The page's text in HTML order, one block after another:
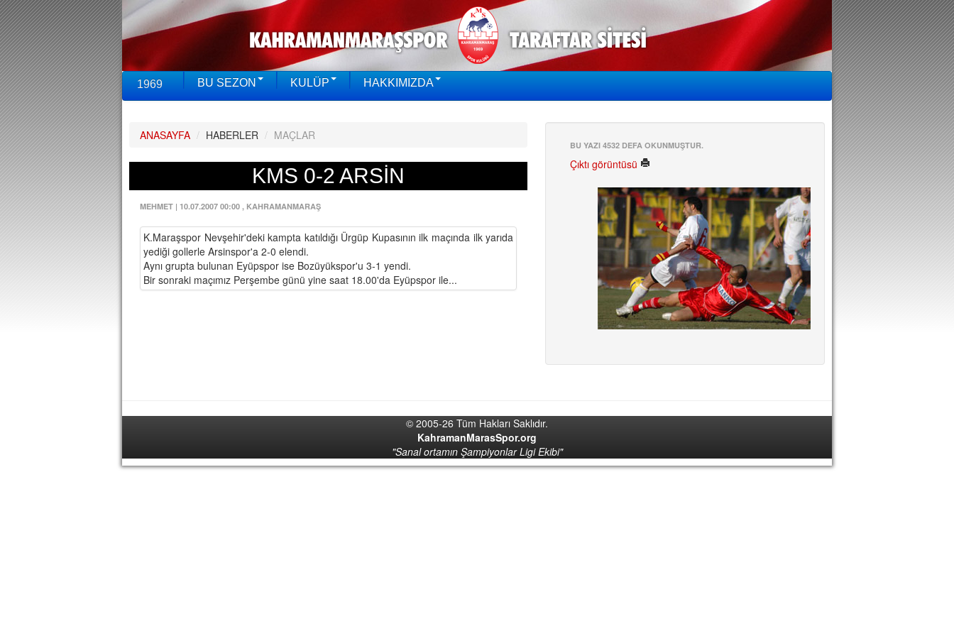
1969 BU SEZON KULÜP HAKKIMIZDA
ANASAYFA / HABERLER / MAÇLAR
KMS 0-2 ARSİN
MEHMET | 10.07.2007 00:00 , KAHRAMANMARAŞ
K.Maraşspor Nevşehir'deki kampta katıldığı Ürgüp Kupasının ilk maçında ilk yarıda
yediği gollerle Arsinspor'a 2-0 elendi.
Aynı grupta bulunan Eyüpspor ise Bozüyükspor'u 3-1 yendi.
Bir sonraki maçımız Perşembe günü yine saat 18.00'da Eyüpspor ile...
BU YAZI 4532 DEFA OKUNMUŞTUR.
Çıktı görüntüsü
© 2005-26 Tüm Hakları Saklıdır.
KahramanMarasSpor.org
"Sanal ortamın Şampiyonlar Ligi Ekibi"